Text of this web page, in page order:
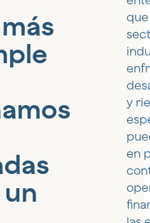
un
y
en